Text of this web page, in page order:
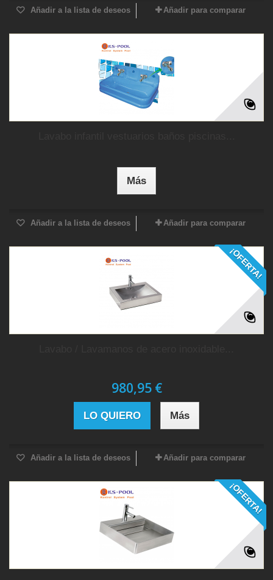
Añadir a la lista de deseos Añadir para comparar
Más
Añadir a la lista de deseos Añadir para comparar
¡OFERTA!
980,95 €
LO QUIERO Más
Añadir a la lista de deseos Añadir para comparar
¡OFERTA!